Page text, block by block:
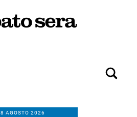
8 AGOSTO 2026